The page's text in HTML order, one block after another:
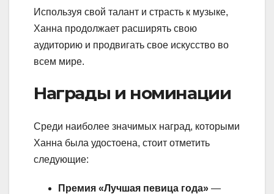
Используя свой талант и страсть к музыке,
Ханна продолжает расширять свою
аудиторию и продвигать свое искусство во
всем мире.
Награды и номинации
Среди наиболее значимых наград, которыми
Ханна была удостоена, стоит отметить
следующие:
Премия «Лучшая певица года» —